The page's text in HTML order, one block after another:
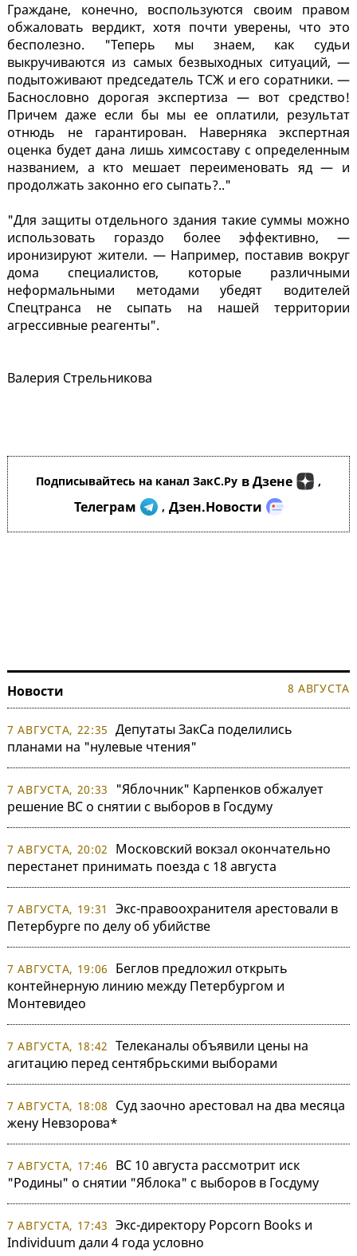
Граждане, конечно, воспользуются своим правом
обжаловать вердикт, хотя почти уверены, что это
бесполезно. "Теперь мы знаем, как судьи
выкручиваются из самых безвыходных ситуаций, —
подытоживают председатель ТСЖ и его соратники. —
Баснословно дорогая экспертиза — вот средство!
Причем даже если бы мы ее оплатили, результат
отнюдь не гарантирован. Наверняка экспертная
оценка будет дана лишь химсоставу с определенным
названием, а кто мешает переименовать яд — и
продолжать законно его сыпать?.."
"Для защиты отдельного здания такие суммы можно
использовать гораздо более эффективно, —
иронизируют жители. — Например, поставив вокруг
дома специалистов, которые различными
неформальными методами убедят водителей
Спецтранса не сыпать на нашей территории
агрессивные реагенты".
Валерия Стрельникова
Подписывайтесь на канал ЗакС.Ру в Дзене ,
Телеграм , Дзен.Новости
Новости 8 АВГУСТА
7 АВГУСТА, 22:35 Депутаты ЗакСа поделились
планами на "нулевые чтения"
7 АВГУСТА, 20:33
"Яблочник" Карпенков обжалует
решение ВС о снятии с выборов в Госдуму
7 АВГУСТА, 20:02
Московский вокзал окончательно
перестанет принимать поезда с 18 августа
7 АВГУСТА, 19:31
Экс-правоохранителя арестовали в
Петербурге по делу об убийстве
7 АВГУСТА, 19:06
Беглов предложил открыть
контейнерную линию между Петербургом и
Монтевидео
7 АВГУСТА, 18:42 Телеканалы объявили цены на
агитацию перед сентябрьскими выборами
7 АВГУСТА, 18:08
Суд заочно арестовал на два месяца
жену Невзорова*
7 АВГУСТА, 17:46
ВС 10 августа рассмотрит иск
"Родины" о снятии "Яблока" с выборов в Госдуму
7 АВГУСТА, 17:43 Экс-директору Popcorn Books и
Individuum дали 4 года условно